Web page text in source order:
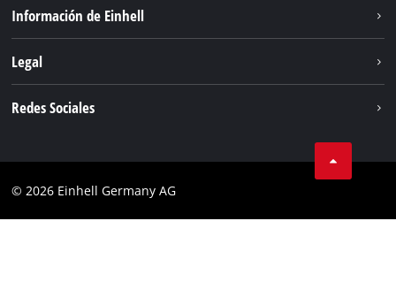
Servicio
Información de Einhell
Legal
Redes Sociales
© 2026 Einhell Germany AG